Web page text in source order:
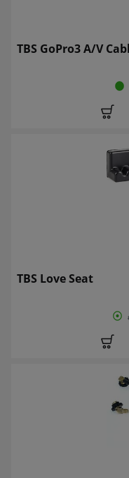
TBS GoPro3 A/V
TBS Love Seat